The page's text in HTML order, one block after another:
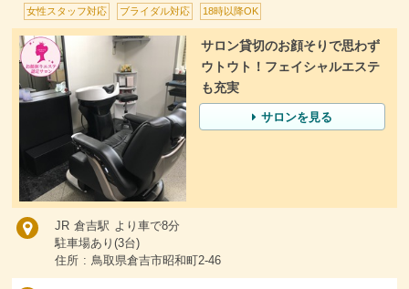
女性スタッフ対応 ブライダル対応 18時以降OK
サロン貸切のお顔そりで思わず
ウトウト！フェイシャルエステ
も充実
サロンを見る
JR 倉吉駅 より車で8分
駐車場あり(3台)
住所 : 鳥取県倉吉市昭和町2-46